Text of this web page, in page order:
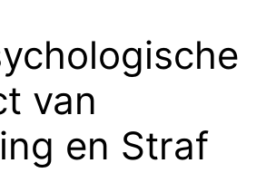
van
en Straf